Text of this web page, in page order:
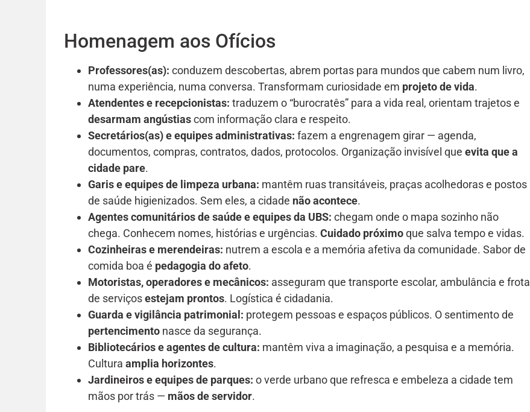
Homenagem aos Ofícios
Professores(as): conduzem descobertas, abrem portas para mundos que cabem num livro,
numa experiência, numa conversa. Transformam curiosidade em projeto de vida.
Atendentes e recepcionistas: traduzem o “burocratês” para a vida real, orientam trajetos e
desarmam angústiascom informação clara e respeito.
Secretários(as) e equipes administrativas: fazem a engrenagem girar — agenda,
documentos, compras, contratos, dados, protocolos. Organização invisível queevita que a
cidade pare.
Garis e equipes de limpeza urbana: mantêm ruas transitáveis, praças acolhedoras e postos
de saúde higienizados. Sem eles, a cidade não acontece.
Agentes comunitários de saúde e equipes da UBS: chegam onde o mapa sozinho não
chega. Conhecem nomes, histórias e urgências.Cuidado próximoque salva tempo e vidas.
Cozinheiras e merendeiras: nutrem a escola e a memória afetiva da comunidade. Sabor de
comida boa é pedagogia do afeto.
Motoristas, operadores e mecânicos: asseguram que transporte escolar, ambulância e frota
de serviçosestejam prontos. Logística é cidadania.
Guarda e vigilância patrimonial: protegem pessoas e espaços públicos. O sentimento de
pertencimento nasce da segurança.
Bibliotecários e agentes de cultura: mantêm viva a imaginação, a pesquisa e a memória.
Culturaamplia horizontes.
Jardineiros e equipes de parques: o verde urbano que refresca e embeleza a cidade tem
mãos por trás — mãos de servidor.